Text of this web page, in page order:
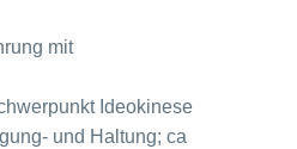
mit
Ideokinese
und Haltung; ca